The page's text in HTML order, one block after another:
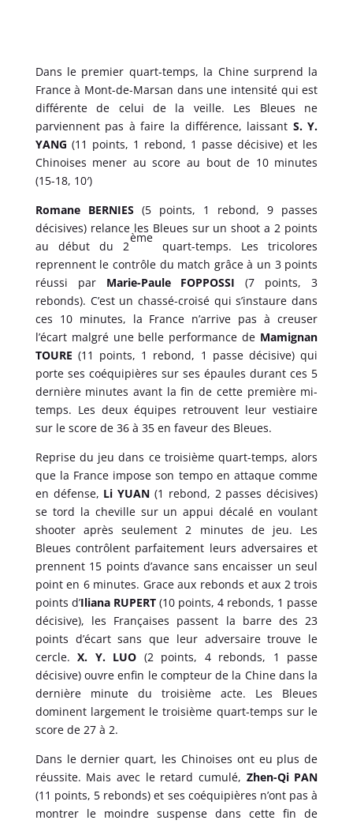
Dans le premier quart-temps, la Chine surprend la
France à Mont-de-Marsan dans une intensité qui est
différente de celui de la veille. Les Bleues ne
parviennent pas à faire la différence, laissant S. Y.
YANG (11 points, 1 rebond, 1 passe décisive) et les
Chinoises mener au score au bout de 10 minutes
(15-18, 10′)
Romane BERNIES(5 points, 1 rebond, 9 passes
décisives) relance les Bleues sur un shoot a 2 points
au début du 2
ème
quart-temps. Les tricolores
reprennent le contrôle du match grâce à un 3 points
réussi par Marie-Paule FOPPOSSI(7 points, 3
rebonds). C’est un chassé-croisé qui s’instaure dans
ces 10 minutes, la France n’arrive pas à creuser
l’écart malgré une belle performance de Mamignan
TOURE (11 points, 1 rebond, 1 passe décisive) qui
porte ses coéquipières sur ses épaules durant ces 5
dernière minutes avant la fin de cette première mi-
temps. Les deux équipes retrouvent leur vestiaire
sur le score de 36 à 35 en faveur des Bleues.
Reprise du jeu dans ce troisième quart-temps, alors
que la France impose son tempo en attaque comme
en défense, Li YUAN (1 rebond, 2 passes décisives)
se tord la cheville sur un appui décalé en voulant
shooter après seulement 2 minutes de jeu. Les
Bleues contrôlent parfaitement leurs adversaires et
prennent 15 points d’avance sans encaisser un seul
point en 6 minutes. Grace aux rebonds et aux 2 trois
points d’Iliana RUPERT (10 points, 4 rebonds, 1 passe
décisive), les Françaises passent la barre des 23
points d’écart sans que leur adversaire trouve le
cercle. X. Y. LUO (2 points, 4 rebonds, 1 passe
décisive) ouvre enfin le compteur de la Chine dans la
dernière minute du troisième acte. Les Bleues
dominent largement le troisième quart-temps sur le
score de 27 à 2.
Dans le dernier quart, les Chinoises ont eu plus de
réussite. Mais avec le retard cumulé, Zhen-Qi PAN
(11 points, 5 rebonds) et ses coéquipières n’ont pas à
montrer le moindre suspense dans cette fin de